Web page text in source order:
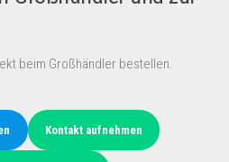
beim Großhändler bestellen.
Kontakt aufnehmen